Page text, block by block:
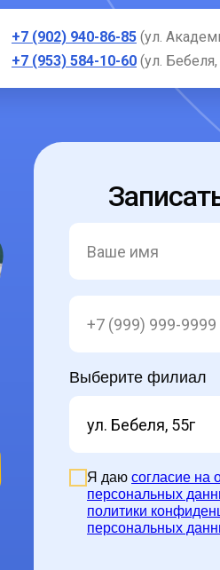
+7 (902) 940-86-85 (ул.
+7 (953) 584-10-60 (ул. Бебеля,
Выберите филиал
Я даю согласие на
персональных
политики
персональных